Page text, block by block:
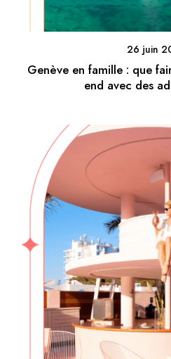
26 juin
Genève en famille : que
end avec des